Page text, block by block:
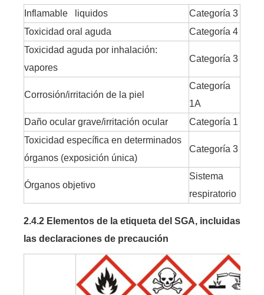
Inflamable liquidos
Categoría 3
Toxicidad oral aguda
Categoría 4
Toxicidad aguda por inhalación:
vapores
Categoría 3
Corrosión/irritación de la piel
Categoría
1A
Daño ocular grave/irritación ocular
Categoría 1
Toxicidad específica en determinados
órganos (exposición única)
Categoría 3
Órganos objetivo
Sistema
respiratorio
2.4.2 Elementos de la etiqueta del SGA, incluidas
las declaraciones de precaución